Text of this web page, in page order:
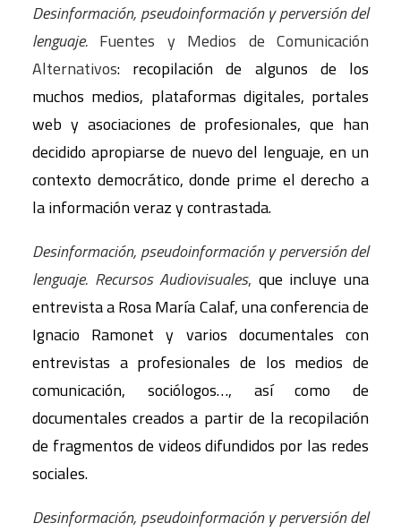
Desinformación, pseudoinformación y perversión del
lenguaje. Fuentes y Medios de Comunicación
Alternativos: recopilación de algunos de los
muchos medios, plataformas digitales, portales
web y asociaciones de profesionales, que han
decidido apropiarse de nuevo del lenguaje, en un
contexto democrático, donde prime el derecho a
la información veraz y contrastada.
Desinformación, pseudoinformación y perversión del
lenguaje. Recursos Audiovisuales, que incluye una
entrevista a Rosa María Calaf, una conferencia de
Ignacio Ramonet y varios documentales con
entrevistas a profesionales de los medios de
comunicación, sociólogos…, así como de
documentales creados a partir de la recopilación
de fragmentos de videos difundidos por las redes
sociales.
Desinformación, pseudoinformación y perversión del